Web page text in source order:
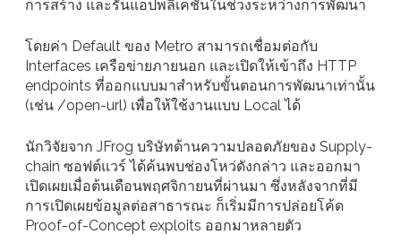
การสร้าง และรันแอปพลิเคชันในช่วงระหว่างการพัฒนา
โดยค่า Default ของ Metro สามารถเชื่อมต่อกับ
Interfaces เครือข่ายภายนอก และเปิดให้เข้าถึง HTTP
endpoints ที่ออกแบบมาสำหรับขั้นตอนการพัฒนาเท่านั้น
(เช่น /open-url) เพื่อให้ใช้งานแบบ Local ได้
นักวิจัยจาก JFrog บริษัทด้านความปลอดภัยของ Supply-
chain ซอฟต์แวร์ ได้ค้นพบช่องโหว่ดังกล่าว และออกมา
เปิดเผยเมื่อต้นเดือนพฤศจิกายนที่ผ่านมา ซึ่งหลังจากที่มี
การเปิดเผยข้อมูลต่อสาธารณะ ก็เริ่มมีการปล่อยโค้ด
Proof-of-Concept exploits ออกมาหลายตัว